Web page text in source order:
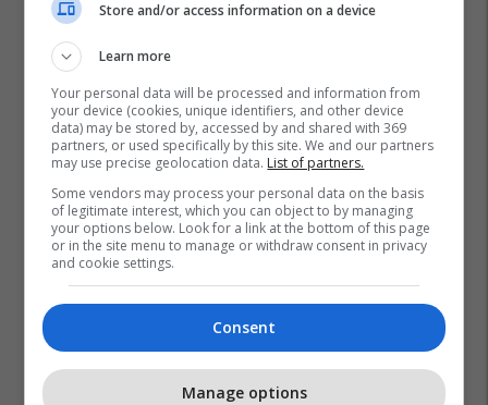
Store and/or access information on a device
Learn more
Your personal data will be processed and information from
your device (cookies, unique identifiers, and other device
data) may be stored by, accessed by and shared with 369
partners, or used specifically by this site. We and our partners
may use precise geolocation data. List of partners.
Some vendors may process your personal data on the basis
of legitimate interest, which you can object to by managing
your options below. Look for a link at the bottom of this page
or in the site menu to manage or withdraw consent in privacy
and cookie settings.
Consent
Manage options